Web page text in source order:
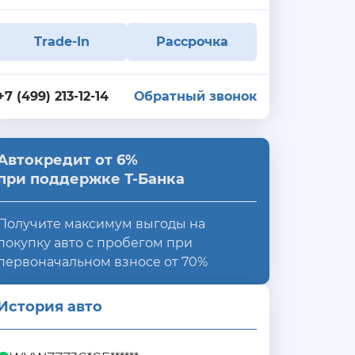
Trade-In Рассрочка
(499) 213-12-14 Обратный звонок
от 6%
поддержке Т-Банка
максимум выгоды на
авто с пробегом при
взносе от 70%
авто